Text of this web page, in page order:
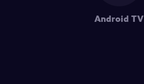
Android TV